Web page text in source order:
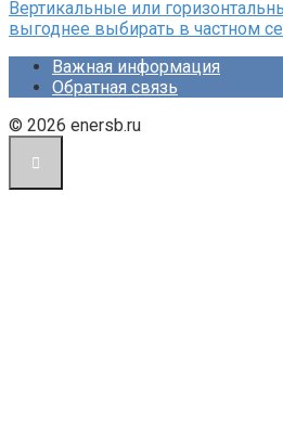
Вертикальные или
выгоднее выбирать в частном
Важная информация
Обратная связь
© 2026 enersb.ru